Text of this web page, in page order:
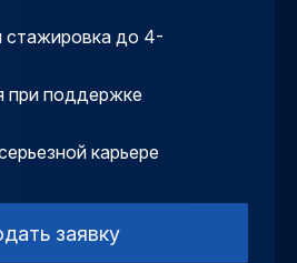
стажировка до 4-
при поддержке
карьере
заявку